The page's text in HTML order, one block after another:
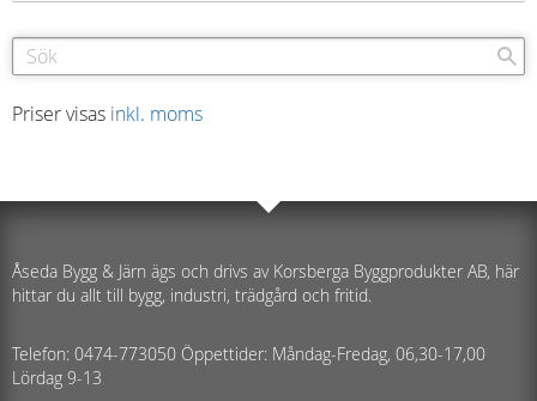
Priser visas inkl. moms
Åseda Bygg & Järn ägs och drivs av Korsberga Byggprodukter AB, här
hittar du allt till bygg, industri, trädgård och fritid.
Telefon: 0474-773050 Öppettider: Måndag-Fredag, 06,30-17,00
Lördag 9-13